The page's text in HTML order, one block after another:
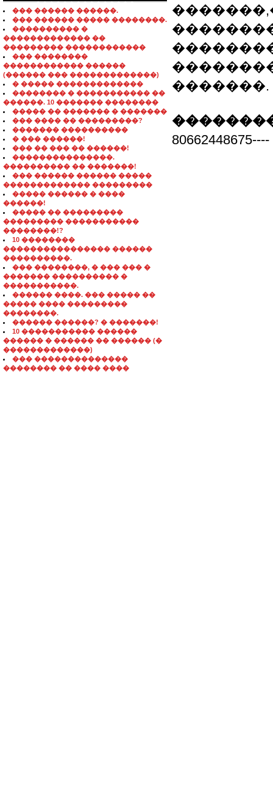
���������������
��� ������ ������.
��� ������ ����� ��������.
���������� �
������������� ��
��������� ������������
��� ��������
������������ ������
(������ ��� �������������)
� ����� �������������
�������� � ����������� ��
������. 10 ������� ��������
����� �� ������� � �������
��� ���� �� ���������?
������� ����������
� ��� ������!
��� �� ��� �� ������!
���������������.
���������� �� �������!
��� ������ ������ �����
������������� ���������
����� ������ � ����
������!
����� �� ���������
��������� �����������
��������!?
10 ��������
���������������� ������
����������.
��� ��������, � ��� ��� �
������� ���������� �
�����������.
������ ����. ��� ����� ��
����� ���� ���������
��������.
������ ������? � �������!
10 ����������� ������
������ � ������ �� ������ (�
�������������)
��� ��������������
�������� �� ���� ����
�������.